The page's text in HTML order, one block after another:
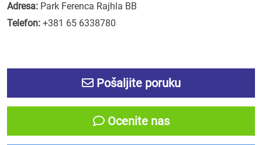
Adresa: Park Ferenca Rajhla BB
Telefon: +381 65 6338780
Pošaljite poruku
Ocenite nas